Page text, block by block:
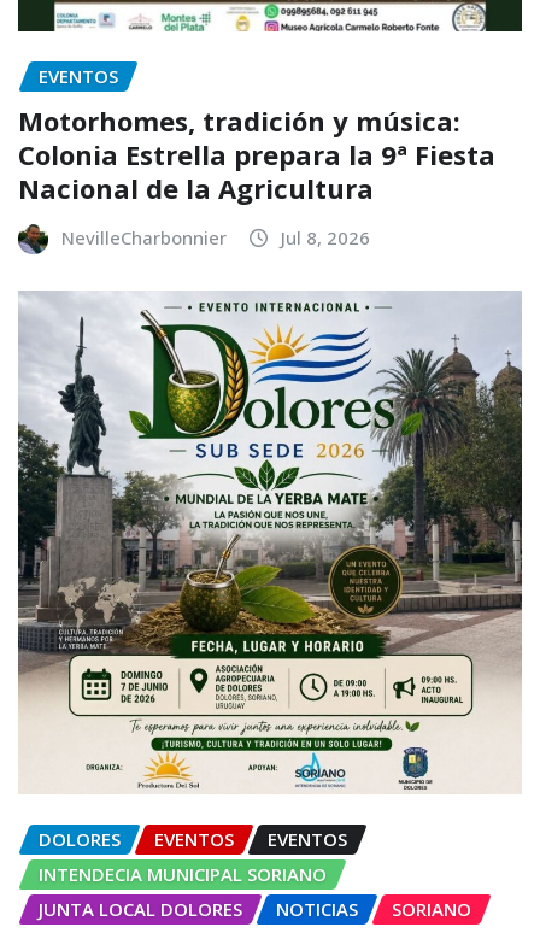
EVENTOS
Motorhomes, tradición y música:
Colonia Estrella prepara la 9ª Fiesta
Nacional de la Agricultura
NevilleCharbonnier Jul 8, 2026
DOLORES EVENTOS
EVENTOS
INTENDECIA MUNICIPAL SORIANO
JUNTA LOCAL DOLORES
NOTICIAS SORIANO